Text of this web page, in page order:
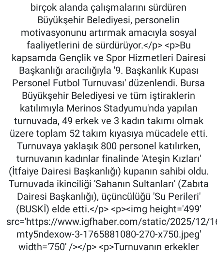
birçok alanda çalışmalarını sürdüren
Büyükşehir Belediyesi, personelin
motivasyonunu artırmak amacıyla sosyal
faaliyetlerini de sürdürüyor.</p> <p>Bu
kapsamda Gençlik ve Spor Hizmetleri Dairesi
Başkanlığı aracılığıyla '9. Başkanlık Kupası
Personel Futbol Turnuvası' düzenlendi. Bursa
Büyükşehir Belediyesi ve tüm iştiraklerin
katılımıyla Merinos Stadyumu'nda yapılan
turnuvada, 49 erkek ve 3 kadın takımı olmak
üzere toplam 52 takım kıyasıya mücadele etti.
Turnuvaya yaklaşık 800 personel katılırken,
turnuvanın kadınlar finalinde 'Ateşin Kızları'
(İtfaiye Dairesi Başkanlığı) kupanın sahibi oldu.
Turnuvada ikinciliği 'Sahanın Sultanları' (Zabıta
Dairesi Başkanlığı), üçüncülüğü 'Su Perileri'
(BUSKİ) elde etti.</p> <p><img height='499'
src='https://www.igfhaber.com/static/2025/12/
mty5ndexow-3-1765881080-270-x750.jpeg'
width='750' /></p> <p>Turnuvanın erkekler